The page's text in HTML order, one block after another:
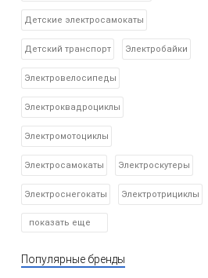
Детские электросамокаты
Детский транспорт Электробайки
Электровелосипеды
Электроквадроциклы
Электромотоциклы
Электросамокаты Электроскутеры
Электроснегокаты Электротрициклы
показать еще
Популярные бренды